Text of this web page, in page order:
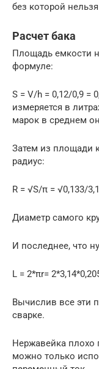
без которой
Расчет бака
Площадь емкости
формуле:
S = V/h = 0,12/0,9 =
измеряется в
марок в среднем
Затем из площади
радиус:
R = √S/π = √0,133/
Диаметр самого
И последнее, что
L = 2*πr=
Вычислив все эти
сварке.
Нержавейка плохо
можно только